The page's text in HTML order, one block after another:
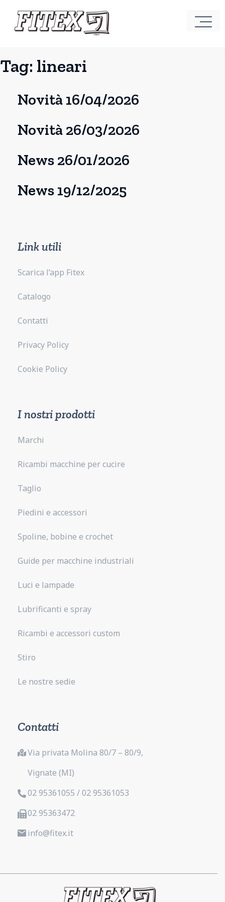
Tag: lineari
Novità 16/04/2026
Novità 26/03/2026
News 26/01/2026
News 19/12/2025
Link utili
Scarica l’app Fitex
Catalogo
Contatti
Privacy Policy
Cookie Policy
I nostri prodotti
Marchi
Ricambi macchine per cucire
Taglio
Piedini e accessori
Spoline, bobine e crochet
Guide per macchine industriali
Luci e lampade
Lubrificanti e spray
Ricambi e accessori custom
Stiro
Le nostre sedie
Contatti
Via privata Molina 80/7 – 80/9,
Vignate (MI)
02 95361055 / 02 95361053
02 95363472
info@fitex.it